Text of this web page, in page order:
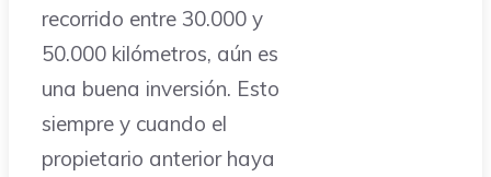
recorrido entre 30.000 y
50.000 kilómetros, aún es
una buena inversión. Esto
siempre y cuando el
propietario anterior haya